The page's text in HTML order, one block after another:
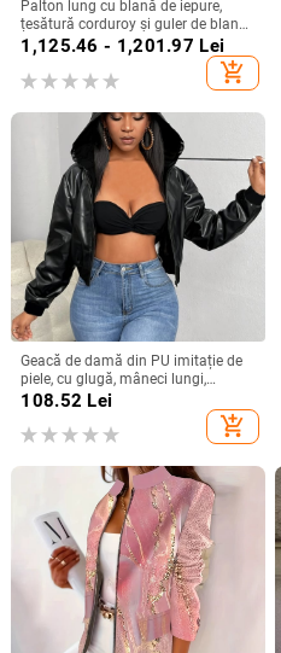
Palton lung cu blană de iepure,
țesătură corduroy și guler de blană
artificială, decolteu în V, mâneci
lungi, lungime până la genunchi
sau peste, iarnă 2025
1,125.46 - 1,201.97 Lei
add_shopping_cart
Geacă de damă din PU imitație de
piele, cu glugă, mâneci lungi,
lungime medie, stil street-hipster
108.52 Lei
add_shopping_cart